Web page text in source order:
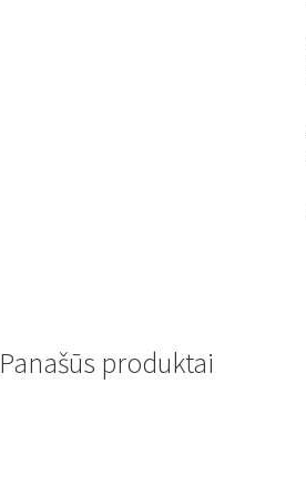
Panašūs produktai